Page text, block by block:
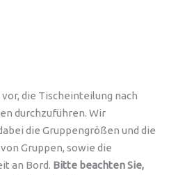
die Tischeinteilung nach
durchzuführen. Wir
die Gruppengrößen und die
Gruppen, sowie die
an Bord. Bitte beachten Sie,